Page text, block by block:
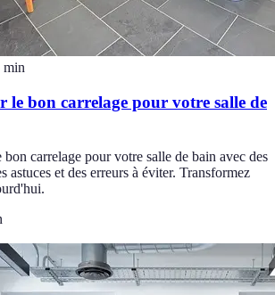
min
le bon carrelage pour votre salle de
carrelage pour votre salle de bain avec des
astuces et des erreurs à éviter. Transformez